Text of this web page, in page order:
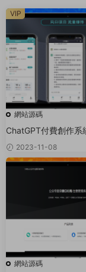
網站源碼
ChatGPT付費創作系
立版 +WEB端+ H5
（支持分享朋友圈）
2023-11-08
VIP
網站源碼